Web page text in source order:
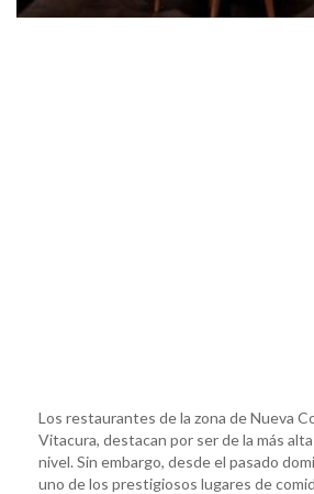
Los restaurantes de la zona de Nueva
Vitacura, destacan por ser de la más
nivel. Sin embargo, desde el pasado
uno de los prestigiosos lugares de